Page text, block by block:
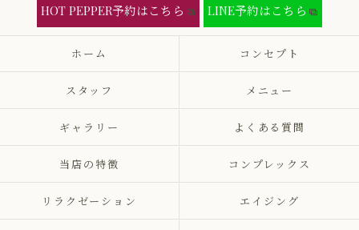
HOT PEPPER予約はこちら LINE予約はこちら
ホーム コンセプト
スタッフ メニュー
ギャラリー よくある質問
当店の特徴 コンプレックス
リラクゼーション エイジング